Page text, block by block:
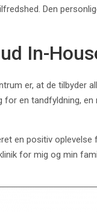
Den
In-
er, at de tilbyder
for en tandfyldning,
en positiv oplevelse
for mig og min